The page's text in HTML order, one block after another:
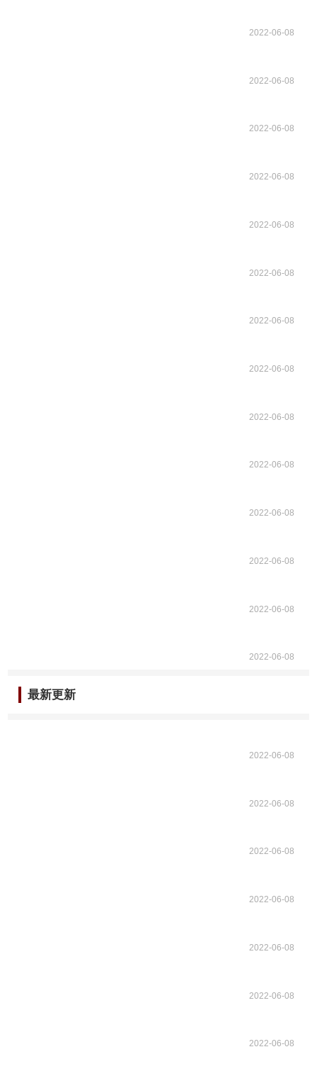
2022-06-08
2022-06-08
2022-06-08
2022-06-08
2022-06-08
2022-06-08
2022-06-08
2022-06-08
2022-06-08
2022-06-08
2022-06-08
2022-06-08
2022-06-08
2022-06-08
最新更新
2022-06-08
2022-06-08
2022-06-08
2022-06-08
2022-06-08
2022-06-08
2022-06-08